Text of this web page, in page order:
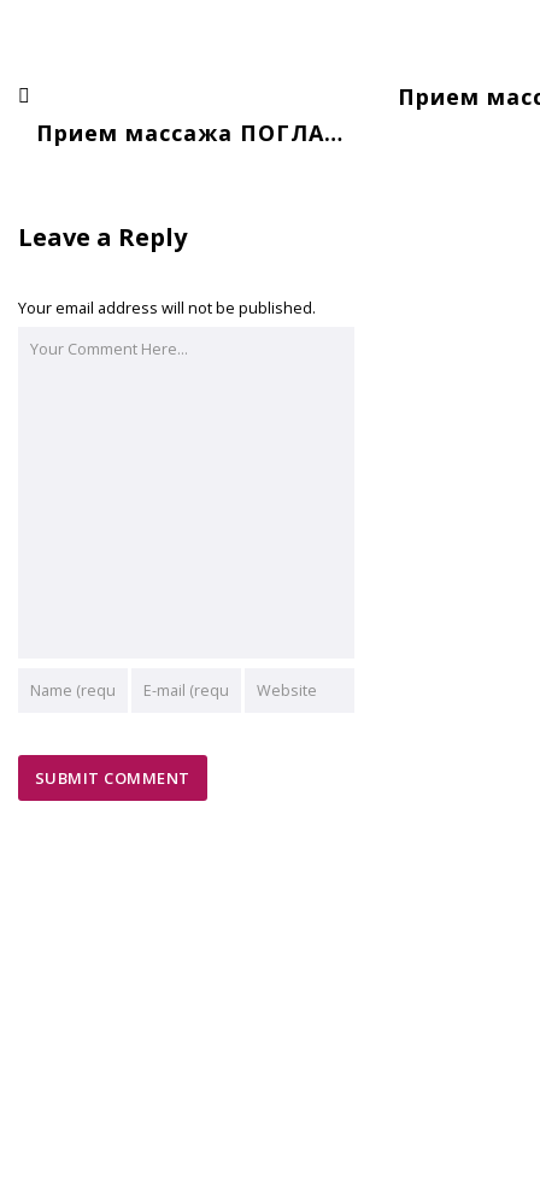
Прием массажа ПОГЛАЖИВАНИЕ
Leave a Reply
Your email address will not be published.